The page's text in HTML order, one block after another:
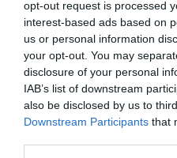
opt-out request is processed
interest-based ads based on
us or personal information
your opt-out. You may
disclosure of your personal
IAB’s list of downstream
also be disclosed by us to
Downstream Participants that